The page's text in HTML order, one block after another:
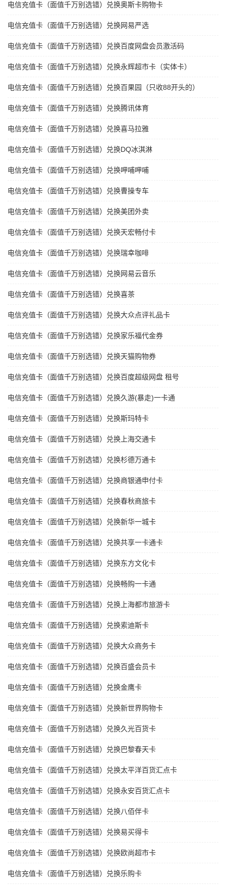
电信充值卡（面值千万别选错）兑换奥斯卡购物卡
电信充值卡（面值千万别选错）兑换网易严选
电信充值卡（面值千万别选错）兑换百度网盘会员激活码
电信充值卡（面值千万别选错）兑换永辉超市卡（实体卡）
电信充值卡（面值千万别选错）兑换百果园（只收88开头的）
电信充值卡（面值千万别选错）兑换腾讯体育
电信充值卡（面值千万别选错）兑换喜马拉雅
电信充值卡（面值千万别选错）兑换DQ冰淇淋
电信充值卡（面值千万别选错）兑换呷哺呷哺
电信充值卡（面值千万别选错）兑换曹操专车
电信充值卡（面值千万别选错）兑换美团外卖
电信充值卡（面值千万别选错）兑换天宏畅付卡
电信充值卡（面值千万别选错）兑换瑞幸咖啡
电信充值卡（面值千万别选错）兑换网易云音乐
电信充值卡（面值千万别选错）兑换喜茶
电信充值卡（面值千万别选错）兑换大众点评礼品卡
电信充值卡（面值千万别选错）兑换家乐福代金券
电信充值卡（面值千万别选错）兑换天猫购物券
电信充值卡（面值千万别选错）兑换百度超级网盘 租号
电信充值卡（面值千万别选错）兑换久游(暴走)一卡通
电信充值卡（面值千万别选错）兑换斯玛特卡
电信充值卡（面值千万别选错）兑换上海交通卡
电信充值卡（面值千万别选错）兑换杉德万通卡
电信充值卡（面值千万别选错）兑换商银通申付卡
电信充值卡（面值千万别选错）兑换春秋商旅卡
电信充值卡（面值千万别选错）兑换新华一城卡
电信充值卡（面值千万别选错）兑换共享一卡通卡
电信充值卡（面值千万别选错）兑换东方文化卡
电信充值卡（面值千万别选错）兑换畅购一卡通
电信充值卡（面值千万别选错）兑换上海都市旅游卡
电信充值卡（面值千万别选错）兑换索迪斯卡
电信充值卡（面值千万别选错）兑换大众商务卡
电信充值卡（面值千万别选错）兑换百盛会员卡
电信充值卡（面值千万别选错）兑换金鹰卡
电信充值卡（面值千万别选错）兑换新世界购物卡
电信充值卡（面值千万别选错）兑换久光百货卡
电信充值卡（面值千万别选错）兑换巴黎春天卡
电信充值卡（面值千万别选错）兑换太平洋百货汇点卡
电信充值卡（面值千万别选错）兑换永安百货汇点卡
电信充值卡（面值千万别选错）兑换八佰伴卡
电信充值卡（面值千万别选错）兑换易买得卡
电信充值卡（面值千万别选错）兑换欧尚超市卡
电信充值卡（面值千万别选错）兑换乐购卡